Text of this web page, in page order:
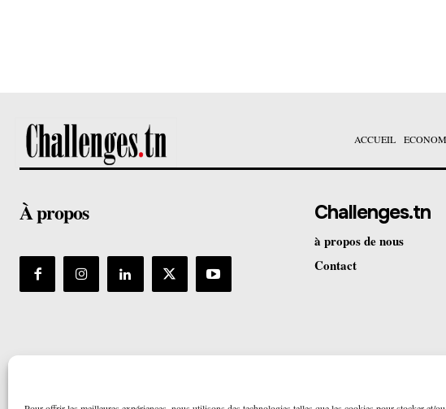
ACCUEIL
À propos Challenges.tn
à propos de nous
Contact